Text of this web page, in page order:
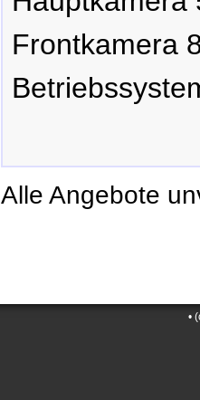
Frontkamera
Alle Angebote
•